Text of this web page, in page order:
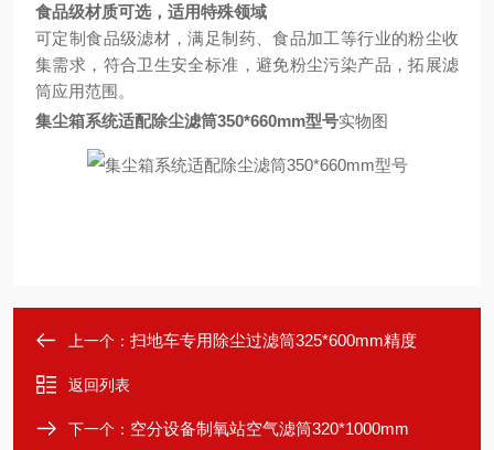
食品级材质可选，适用特殊领域
可定制食品级滤材，满足制药、食品加工等行业的粉尘收
集需求，符合卫生安全标准，避免粉尘污染产品，拓展滤
筒应用范围。
集尘箱系统适配除尘滤筒350*660mm型号实物图
上一个： 扫地车专用除尘过滤筒325*600mm精度
返回列表
下一个： 空分设备制氧站空气滤筒320*1000mm